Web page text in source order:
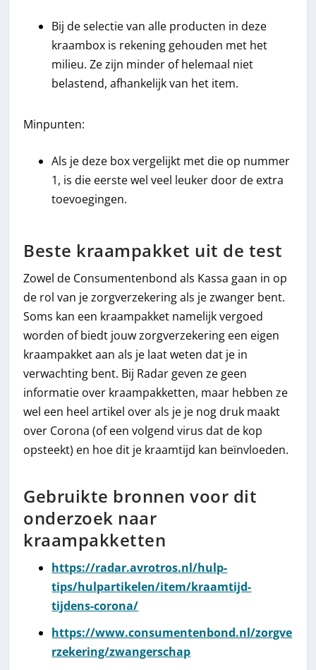
Bij de selectie van alle producten in deze
kraambox is rekening gehouden met het
milieu. Ze zijn minder of helemaal niet
belastend, afhankelijk van het item.
Minpunten:
Als je deze box vergelijkt met die op nummer
1, is die eerste wel veel leuker door de extra
toevoegingen.
Beste kraampakket uit de test
Zowel de Consumentenbond als Kassa gaan in op
de rol van je zorgverzekering als je zwanger bent.
Soms kan een kraampakket namelijk vergoed
worden of biedt jouw zorgverzekering een eigen
kraampakket aan als je laat weten dat je in
verwachting bent. Bij Radar geven ze geen
informatie over kraampakketten, maar hebben ze
wel een heel artikel over als je je nog druk maakt
over Corona (of een volgend virus dat de kop
opsteekt) en hoe dit je kraamtijd kan beïnvloeden.
Gebruikte bronnen voor dit
onderzoek naar
kraampakketten
https://radar.avrotros.nl/hulp-
tips/hulpartikelen/item/kraamtijd-
tijdens-corona/
https://www.consumentenbond.nl/zorgve
rzekering/zwangerschap